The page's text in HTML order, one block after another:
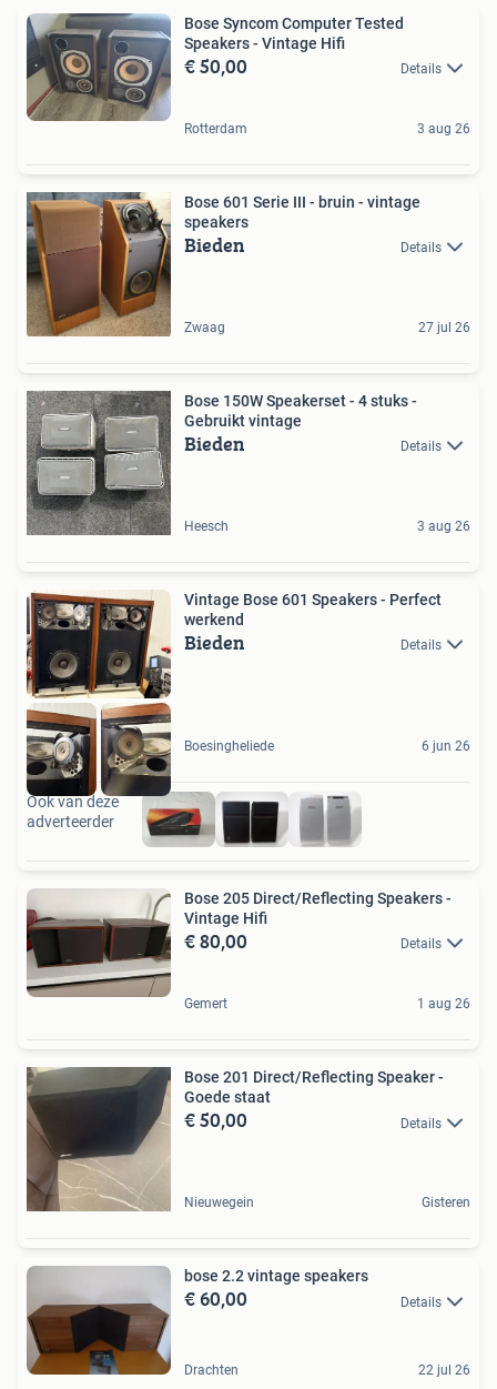
Bose Syncom Computer Tested
Speakers - Vintage Hifi
€ 50,00 Details
Rotterdam 3 aug 26
Bose 601 Serie III - bruin - vintage
speakers
Bieden Details
Zwaag 27 jul 26
Bose 150W Speakerset - 4 stuks -
Gebruikt vintage
Bieden Details
Heesch 3 aug 26
Vintage Bose 601 Speakers - Perfect
werkend
Bieden Details
Boesingheliede 6 jun 26
Ook van deze
adverteerder
Bose 205 Direct/Reflecting Speakers -
Vintage Hifi
€ 80,00 Details
Gemert 1 aug 26
Bose 201 Direct/Reflecting Speaker -
Goede staat
€ 50,00 Details
Nieuwegein Gisteren
bose 2.2 vintage speakers
€ 60,00 Details
Drachten 22 jul 26